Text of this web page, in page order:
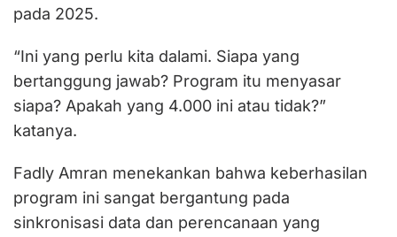
pada 2025.
“Ini yang perlu kita dalami. Siapa yang
bertanggung jawab? Program itu menyasar
siapa? Apakah yang 4.000 ini atau tidak?”
katanya.
Fadly Amran menekankan bahwa keberhasilan
program ini sangat bergantung pada
sinkronisasi data dan perencanaan yang